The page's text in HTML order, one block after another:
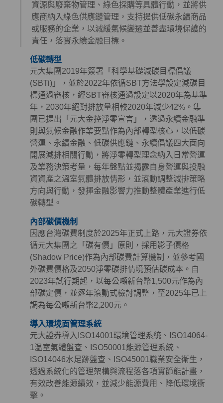
資源與廢棄物管理、綠色採購等具體行動，並將供
應商納入綠色供應鏈管理，支持提供低碳永續商品
或服務的企業，以減緩氣候變遷並善盡環境保護的
責任，落實永續金融目標。
低碳轉型
元大集團2019年簽署「科學基礎減碳目標倡議
(SBTi)」，並於2022年依循SBT方法學設定減碳目
標通過審核，經SBT審核通過設定以2020年為基準
年，2030年絕對排放量相較2020年減少42%。集
團已提出「元大金控淨零宣言」，透過永續金融準
則與氣候金融作業要點作為內部轉型核心，以低碳
營運、永續金融、低碳供應鏈、永續倡議四大面向
開展減排相關行動，將淨零轉型理念納入日常營運
及業務決策考量，每年盤點並揭露自身營運與投融
資資產之溫室氣體排放情形，並滾動調整減排策略
方向與行動，發揮金融影響力推動整體產業進行低
碳轉型。
內部碳價機制
因應台灣碳費制度於2025年正式上路，元大證券依
循元大集團之「碳有價」原則，採用影子價格
(Shadow Price)作為內部碳費計算機制，並參考國
外碳費價格及2050淨零碳排情境預估碳成本。自
2023年試行期起，以每公噸新台幣1,500元作為內
部碳定價，並逐年滾動式檢討調整，至2025年已上
調為每公噸新台幣2,200元。
導入環境面管理系統
元大證券導入ISO14001環境管理系統、ISO14064-
1温室氣體盤查、ISO50001能源管理系統、
ISO14046水足跡盤查、ISO45001職業安全衛生，
透過系統化的管理架構與流程落各項實節能計畫，
有效改善能源績效，並減少能源費用、降低環境衝
擊。